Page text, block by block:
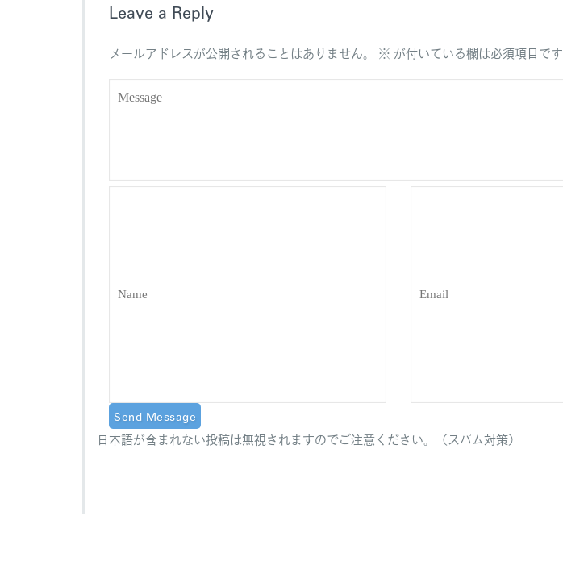
o
o
k
Leave a Reply
メールアドレスが公開されることはありません。 ※ が付いている欄は必須項目です
日本語が含まれない投稿は無視されますのでご注意ください。（スパム対策）